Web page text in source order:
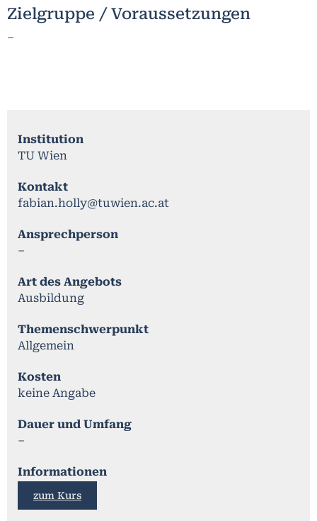
Zielgruppe / Voraussetzungen
–
Institution
TU Wien
Kontakt
fabian.holly@tuwien.ac.at
Ansprechperson
–
Art des Angebots
Ausbildung
Themenschwerpunkt
Allgemein
Kosten
keine Angabe
Dauer und Umfang
–
Informationen
zum Kurs